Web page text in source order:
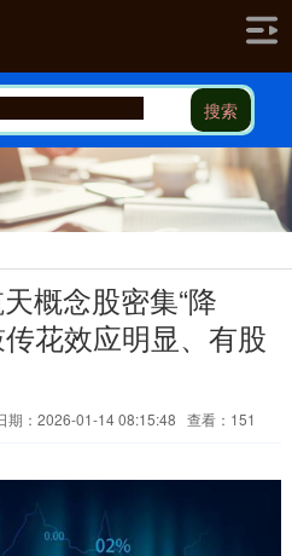
搜索
概念股密集“降
花效应明显、有股
期：2026-01-14 08:15:48 查看：151